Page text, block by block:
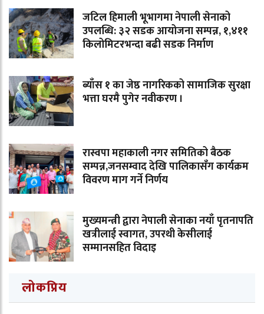
जटिल हिमाली भूभागमा नेपाली सेनाको
उपलब्धि: ३२ सडक आयोजना सम्पन्न, १,४११
किलोमिटरभन्दा बढी सडक निर्माण
ब्याँस १ का जेष्ठ नागरिकको सामाजिक सुरक्षा
भत्ता घरमै पुगेर नवीकरण ।
रास्वपा महाकाली नगर समितिको बैठक
सम्पन्न,जनसम्वाद देखि पालिकासँग कार्यक्रम
विवरण माग गर्ने निर्णय
मुख्यमन्त्री द्वारा नेपाली सेनाका नयाँ पृतनापति
खत्रीलाई स्वागत, उपरथी केसीलाई
सम्मानसहित विदाइ
लोकप्रिय